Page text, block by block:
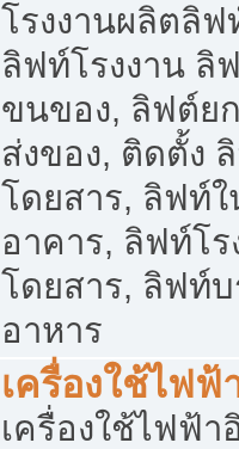
โรงงานผลิตลิ
ลิฟท์โรงงาน ลิ
ขนของ, ลิฟต์ย
ส่งของ, ติดตั้ง
โดยสาร, ลิฟท์
อาคาร, ลิฟท์โ
โดยสาร, ลิฟท์
อาหาร
เครื่องใช้ไฟฟ้
เครื่องใช้ไฟฟ้า